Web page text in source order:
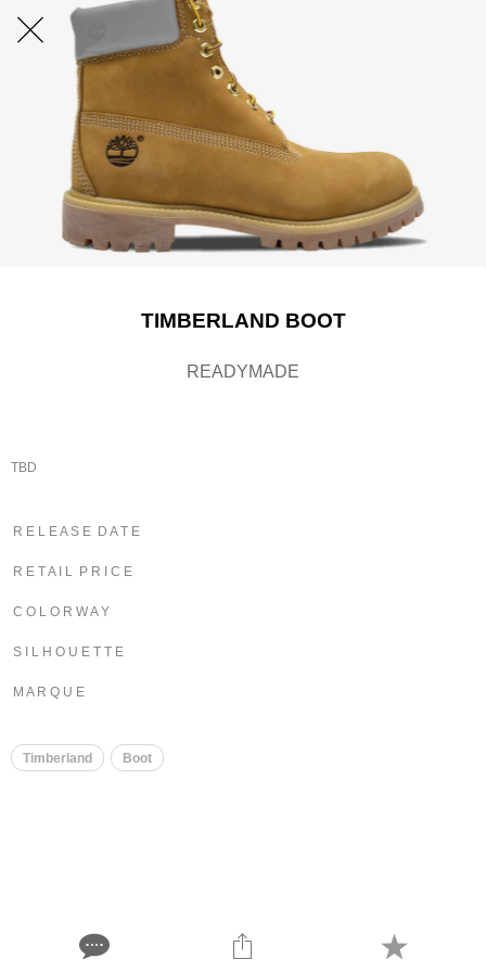
TIMBERLAND BOOT
READYMADE
TBD
R E L E A S E D A T E
R E T A I L P R I C E
C O L O R W A Y
S I L H O U E T T E
M A R Q U E
Timberland Boot